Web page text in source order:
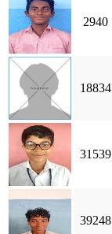
2940
18834
31539
39248